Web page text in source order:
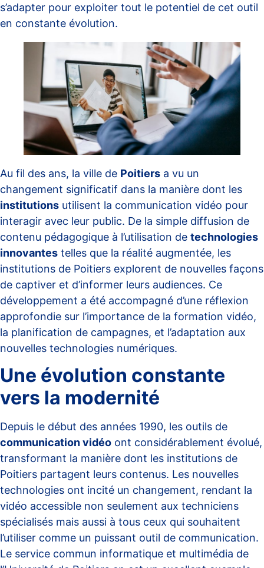
s’adapter pour exploiter tout le potentiel de cet outil
en constante évolution.
Au fil des ans, la ville de Poitiers a vu un
changement significatif dans la manière dont les
institutions utilisent la communication vidéo pour
interagir avec leur public. De la simple diffusion de
contenu pédagogique à l’utilisation de technologies
innovantes telles que la réalité augmentée, les
institutions de Poitiers explorent de nouvelles façons
de captiver et d’informer leurs audiences. Ce
développement a été accompagné d’une réflexion
approfondie sur l’importance de la formation vidéo,
la planification de campagnes, et l’adaptation aux
nouvelles technologies numériques.
Une évolution constante
vers la modernité
Depuis le début des années 1990, les outils de
communication vidéo ont considérablement évolué,
transformant la manière dont les institutions de
Poitiers partagent leurs contenus. Les nouvelles
technologies ont incité un changement, rendant la
vidéo accessible non seulement aux techniciens
spécialisés mais aussi à tous ceux qui souhaitent
l’utiliser comme un puissant outil de communication.
Le service commun informatique et multimédia de